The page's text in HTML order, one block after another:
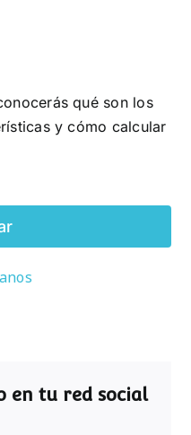
qué son los
y cómo calcular
en tu red social